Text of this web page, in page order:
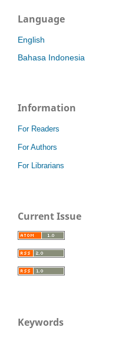
Language
English
Bahasa Indonesia
Information
For Readers
For Authors
For Librarians
Current Issue
Keywords